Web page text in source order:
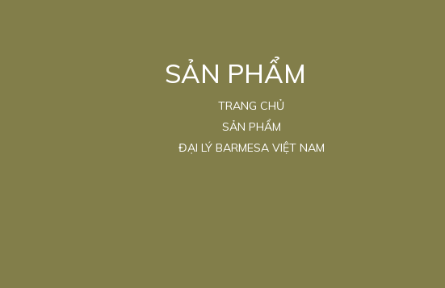
SẢN PHẨM
TRANG CHỦ
SẢN PHẨM
ĐẠI LÝ BARMESA VIỆT NAM